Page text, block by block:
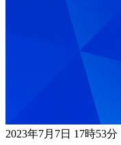
2023年7月7日 17時53分